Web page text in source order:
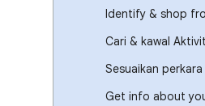
Identify & shop
Cari & kawal
Sesuaikan
Get info about